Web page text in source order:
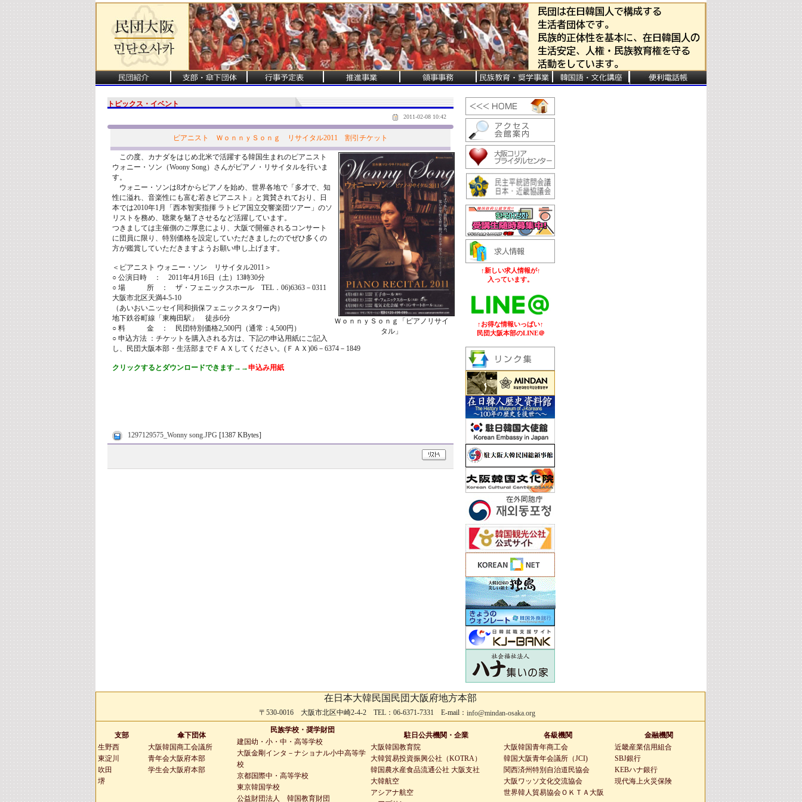
トピックス・イベント
2011-02-08 10:42
ピアニスト ＷｏｎｎｙＳｏｎｇ リサイタル2011 割引チケット
ＷｏｎｎｙＳｏｎｇ「ピアノリサイ
タル」
この度、カナダをはじめ北米で活躍する韓国生まれのピアニスト
ウォニー・ソン（Woony Song）さんがピアノ・リサイタルを行いま
す。
ウォニー・ソンは8才からピアノを始め、世界各地で「多才で、知
性に溢れ、音楽性にも富む若きピアニスト」と賞賛されており、日
本では2010年1月「西本智実指揮 ラトビア国立交響楽団ツアー」のソ
リストを務め、聴衆を魅了させるなど活躍しています。
つきましては主催側のご厚意により、大阪で開催されるコンサート
に団員に限り、特別価格を設定していただきましたのでぜひ多くの
方が鑑賞していただきますようお願い申し上げます。
＜ピアニスト ウォニー・ソン リサイタル2011＞
○ 公演日時 ： 2011年4月16日（土）13時30分
○ 場 所 ： ザ・フェニックスホール TEL．06)6363－0311
大阪市北区天満4-5-10
（あいおいニッセイ同和損保フェニックスタワー内）
地下鉄谷町線「東梅田駅」 徒歩6分
○ 料 金 ： 民団特別価格2,500円（通常：4,500円）
○ 申込方法 ：チケットを購入される方は、下記の申込用紙にご記入
し、民団大阪本部・生活部までＦＡＸしてください。(ＦＡＸ)06－6374－1849
クリックするとダウンロードできます→→申込み用紙
1297129575_Wonny song.JPG [1387 KBytes]
↑新しい求人情報が↑
入っています。
↑お得な情報いっぱい↑
民団大阪本部のLINE＠
在日本大韓民国民団大阪府地方本部
〒530-0016 大阪市北区中崎2-4-2 TEL：06-6371-7331 E-mail： info@mindan-osaka.org
支部
生野西
東淀川
吹田
堺
傘下団体
大阪韓国商工会議所
青年会大阪府本部
学生会大阪府本部
民族学校・奨学財団
建国幼・小・中・高等学校
大阪金剛インタ－ナショナル小中高等学
校
京都国際中・高等学校
東京韓国学校
公益財団法人 韓国教育財団
駐日公共機関・企業
大阪韓国教育院
大韓貿易投資振興公社（KOTRA）
韓国農水産食品流通公社 大阪支社
大韓航空
アシアナ航空
各級機関
大阪韓国青年商工会
韓国大阪青年会議所（JCI)
関西済州特別自治道民協会
大阪ワッソ文化交流協会
世界韓人貿易協会ＯＫＴＡ大阪
金融機関
近畿産業信用組合
SBJ銀行
KEBハナ銀行
現代海上火災保険